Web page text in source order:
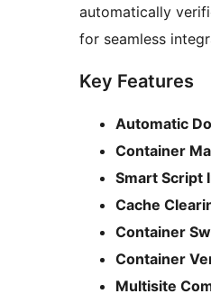
automatically
for seamless
Key Features
Automatic
Container
Smart Script
Cache
Container
Container
Multisite